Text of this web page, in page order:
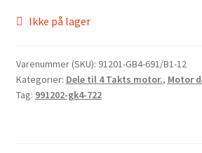
Ikke på lager
Varenummer (SKU): 91201-GB4-691/B1-12
Kategorier: Dele til 4 Takts motor., Motor
Tag: 991202-gk4-722